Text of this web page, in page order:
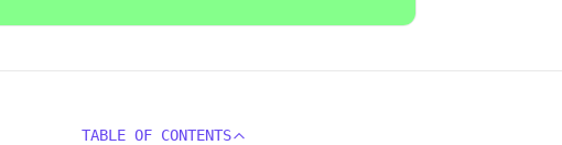
TABLE OF CONTENTS